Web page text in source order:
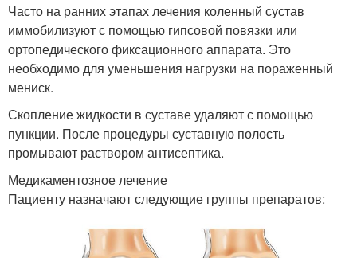
Часто на ранних этапах лечения коленный сустав
иммобилизуют с помощью гипсовой повязки или
ортопедического фиксационного аппарата. Это
необходимо для уменьшения нагрузки на пораженный
мениск.
Скопление жидкости в суставе удаляют с помощью
пункции. После процедуры суставную полость
промывают раствором антисептика.
Медикаментозное лечение
Пациенту назначают следующие группы препаратов: